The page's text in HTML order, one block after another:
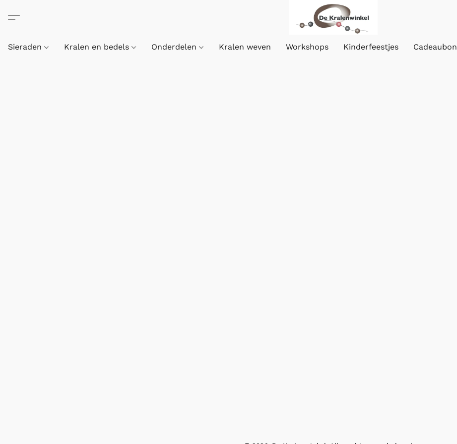
Sieraden Kralen en bedels Onderdelen Kralen weven Workshops Kinderfeestjes Cadeaubon